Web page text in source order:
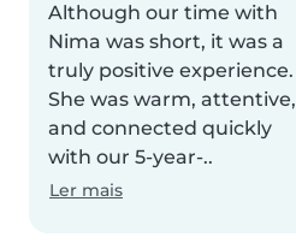
Although our time with
Nima was short, it was a
truly positive experience.
She was warm, attentive,
and connected quickly
with our 5-year-..
Ler mais